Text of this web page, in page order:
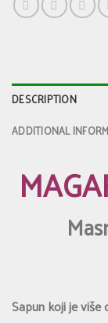
DESCRIPTION
ADDITIONAL
Sapun koji je